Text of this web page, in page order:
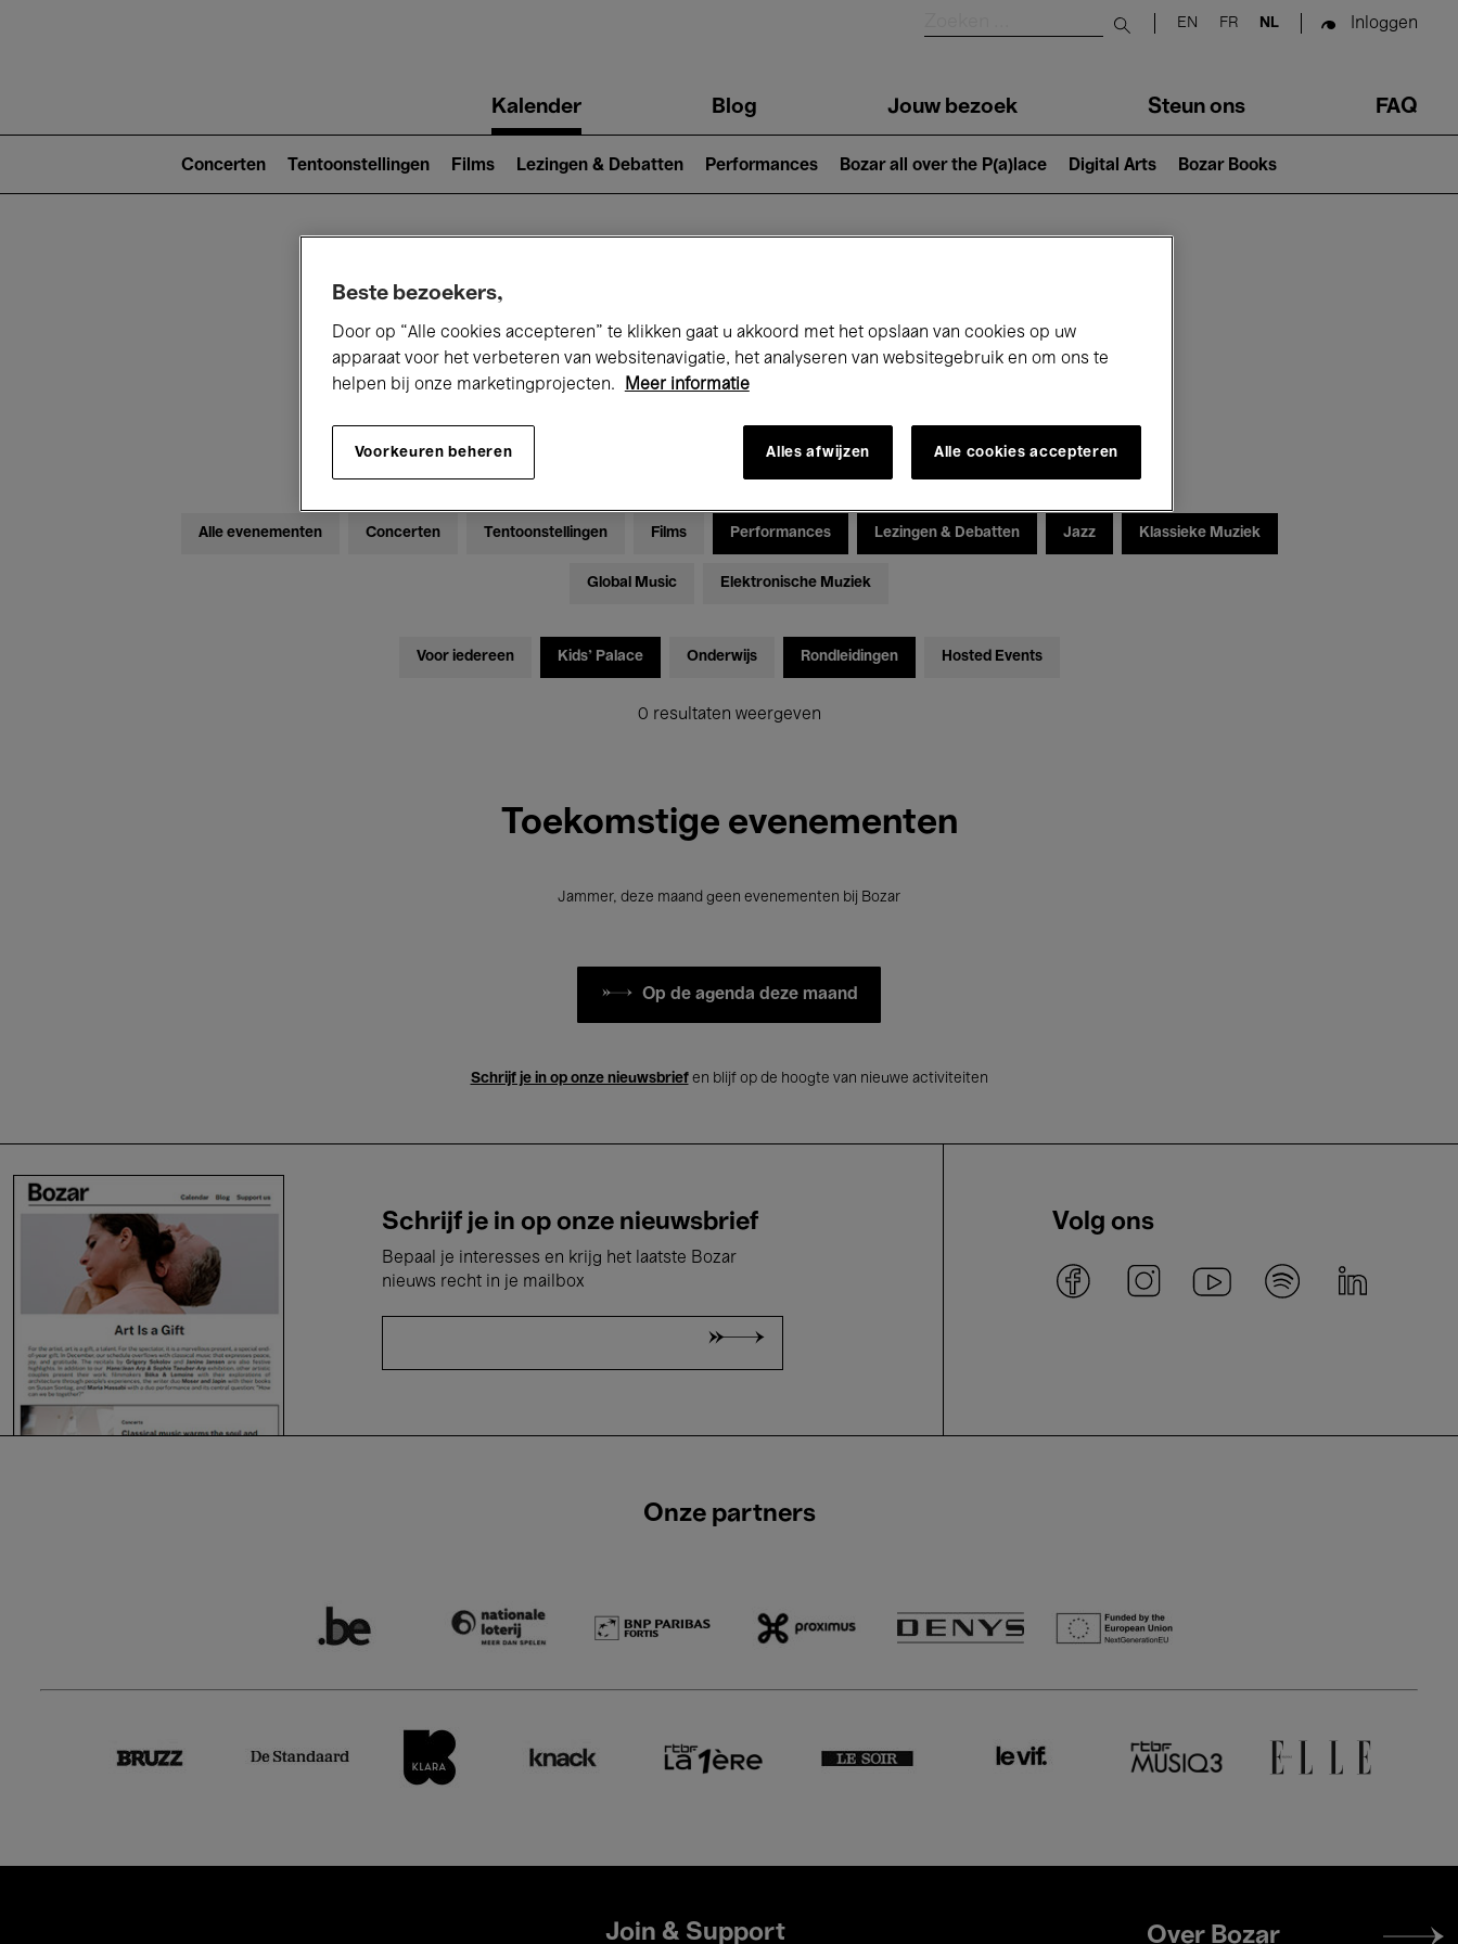
Submit search
EN FR NL Inloggen
navigationKalender Blog Jouw bezoek Steun ons FAQ
2)
Concerten Tentoonstellingen Films Lezingen & Debatten Performances Bozar all over the P(a)lace Digital Arts Bozar Books
Alle evenementen Concerten Tentoonstellingen Films Performances Lezingen & Debatten Jazz Klassieke Muziek
Global Music Elektronische Muziek
Voor iedereen Kids’ Palace Onderwijs Rondleidingen Hosted Events
0 resultaten weergeven
Toekomstige evenementen
Jammer, deze maand geen evenementen bij Bozar
Op de agenda deze maand
Schrijf je in op onze nieuwsbriefen blijf op de hoogte van nieuwe activiteiten
Schrijf je in op onze nieuwsbrief
Bepaal je interesses en krijg het laatste Bozar
nieuws recht in je mailbox
Volg ons
Onze partners
Join & Support
Footer
Over Bozar
Beste bezoekers,
Door op “Alle cookies accepteren” te klikken gaat u akkoord met het opslaan van cookies op uw
apparaat voor het verbeteren van websitenavigatie, het analyseren van websitegebruik en om ons te
helpen bij onze marketingprojecten.
Meer informatie
Voorkeuren beheren Alles afwijzen Alle cookies accepteren